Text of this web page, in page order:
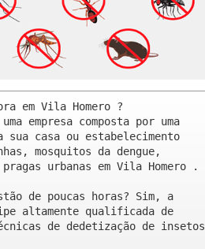
em Vila Homero ?
empresa composta por uma
sua casa ou estabelecimento
mosquitos da dengue,
urbanas em Vila Homero .
de poucas horas? Sim, a
altamente qualificada de
de dedetização de insetos